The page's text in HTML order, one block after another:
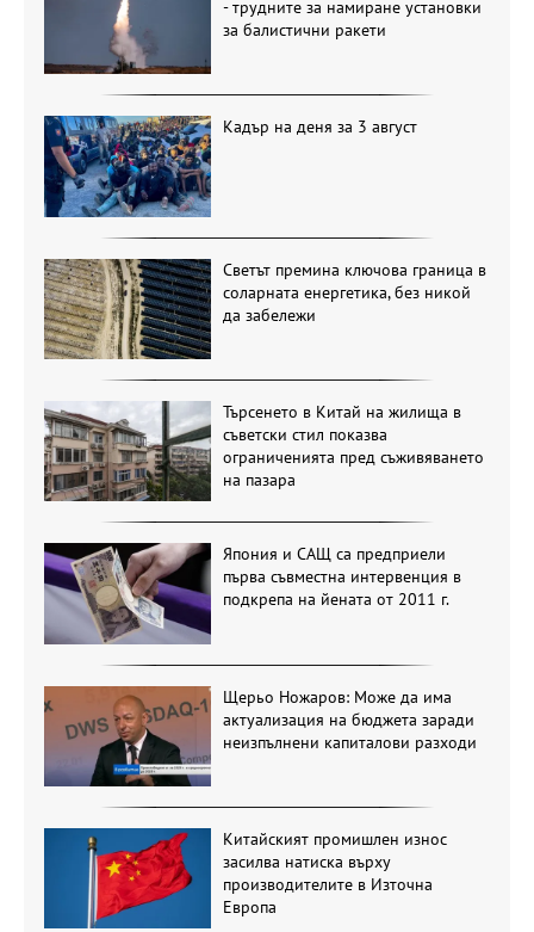
- трудните за намиране установки
за балистични ракети
Кадър на деня за 3 август
Светът премина ключова граница в
соларната енергетика, без никой
да забележи
Търсенето в Китай на жилища в
съветски стил показва
ограниченията пред съживяването
на пазара
Япония и САЩ са предприели
първа съвместна интервенция в
подкрепа на йената от 2011 г.
Щерьо Ножаров: Може да има
актуализация на бюджета заради
неизпълнени капиталови разходи
Китайският промишлен износ
засилва натиска върху
производителите в Източна
Европа